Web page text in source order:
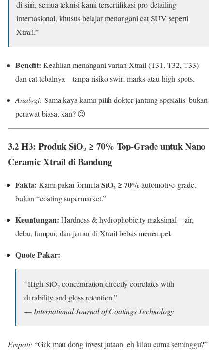
di sini, semua teknisi kami tersertifikasi pro-detailing
internasional, khusus belajar menangani cat SUV seperti
Xtrail.”
Benefit: Keahlian menangani varian Xtrail (T31, T32, T33)
dan cat tebalnya—tanpa risiko swirl marks atau high spots.
Analogi: Sama kaya kamu pilih dokter jantung spesialis, bukan
perawat biasa, kan? 😉
3.2 H3: Produk SiO₂ ≥ 70% Top-Grade untukNano
Ceramic Xtrail di Bandung
Fakta: Kami pakai formulaSiO₂ ≥ 70% automotive-grade,
bukan “coating supermarket.”
Keuntungan: Hardness & hydrophobicity maksimal—air,
debu, lumpur, dan jamur di Xtrail bebas menempel.
Quote Pakar:
“High SiO₂ concentration directly correlates with
durability and gloss retention.”
—International Journal of Coatings Technology
Empati: “Gak mau dong invest jutaan, eh kilau cuma seminggu?”